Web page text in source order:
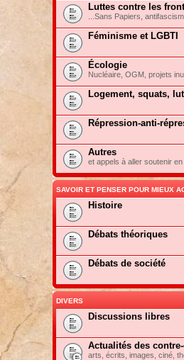
Luttes contre les
...Sans Papiers,
Féminisme et LGBTI
Écologie
Nucléaire, OGM, projets
Logement, squats,
Répression-anti-
Autres
et appels à aller soutenir en
SAVOIR ET PENSER POUR MIEUX
Histoire
Débats théoriques
Débats de société
DIVERS
Discussions libres
Actualités des
arts, écrits, images, ciné,